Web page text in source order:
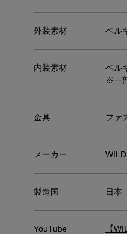
外装素材 ベル
内装素材 ベル
※一
金具 ファ
メーカー
製造国 日本
YouTube 【